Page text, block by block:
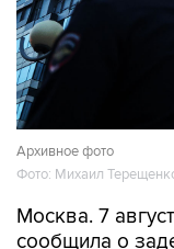
Архивное фото
Фото: Михаил
Москва. 7
сообщила о